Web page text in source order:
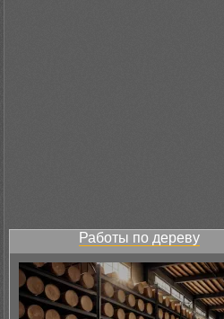
Работы по дереву